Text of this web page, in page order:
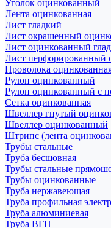
Уголок оцинкованный
Лента оцинкованная
Лист гладкий
Лист окрашенный
Лист оцинкованный
Лист перфорированный
Проволока
Рулон оцинкованный
Рулон оцинкованный с
Сетка оцинкованная
Швеллер гнутый
Швеллер оцинкованный
Штрипс (лента
Трубы стальные
Труба бесшовная
Трубы стальные
Трубы оцинкованные
Труба нержавеющая
Труба профильная
Труба алюминиевая
Труба ВГП